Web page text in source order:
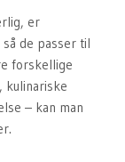
er
de passer til
forskellige
kulinariske
– kan man